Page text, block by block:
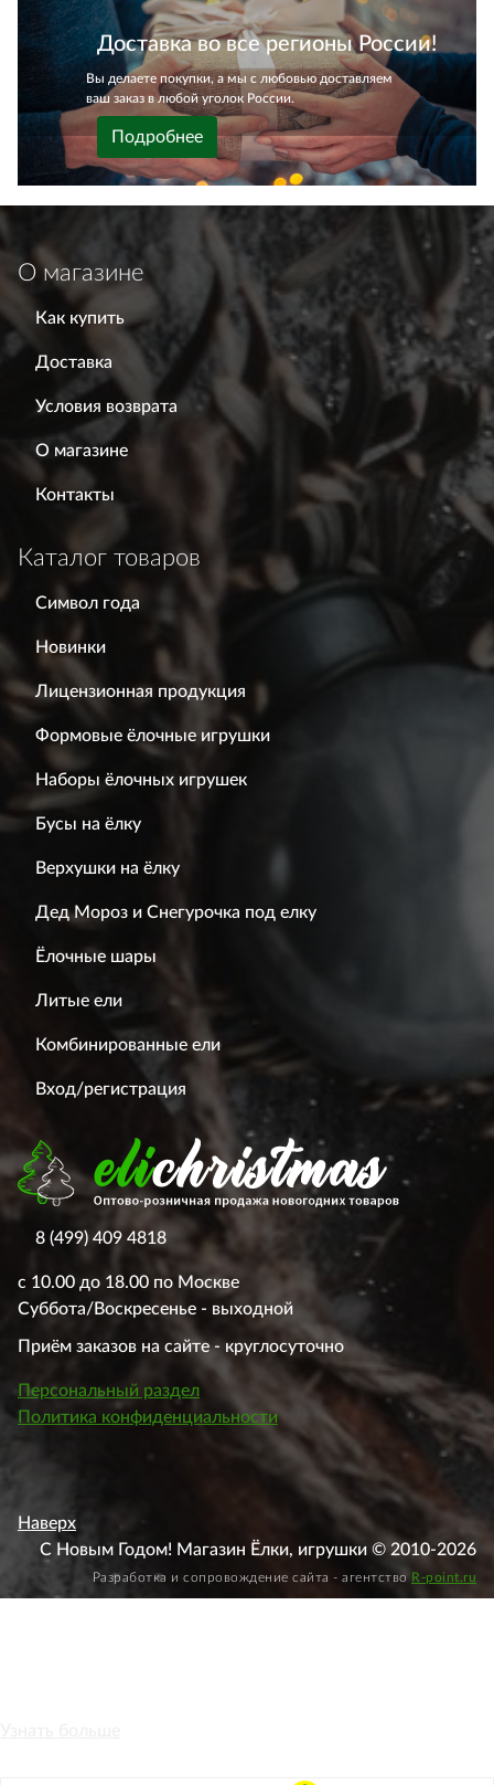
Доставка во все регионы России!
Вы делаете покупки, а мы с любовью доставляем
ваш заказ в любой уголок России.
Подробнее
О магазине
Как купить
Доставка
Условия возврата
О магазине
Контакты
Каталог товаров
Символ года
Новинки
Лицензионная продукция
Формовые ёлочные игрушки
Наборы ёлочных игрушек
Бусы на ёлку
Верхушки на ёлку
Дед Мороз и Снегурочка под елку
Ёлочные шары
Литые ели
Комбинированные ели
Вход/регистрация
8 (499) 409 4818
с 10.00 до 18.00 по Москве
Суббота/Воскресенье - выходной
Приём заказов на сайте - круглосуточно
Персональный раздел
Политика конфиденциальности
Наверх
С Новым Годом! Магазин Ёлки, игрушки © 2010-2026
Разработка и сопровождение сайта - агентство R-point.ru